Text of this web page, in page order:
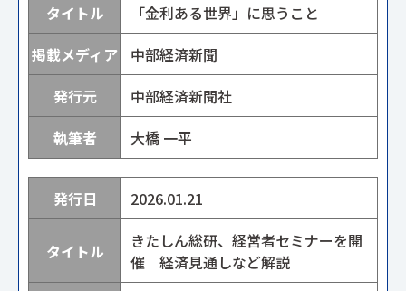
「金利ある世界」に思うこと
中部経済新聞
中部経済新聞社
大橋 一平
2026.01.21
きたしん総研、経営者セミナーを開
催 経済見通しなど解説